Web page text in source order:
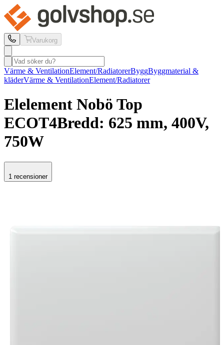
Varukorg
Värme & VentilationElement/RadiatorerByggByggmaterial &
kläderVärme & VentilationElement/Radiatorer
Elelement Nobö Top
ECOT4Bredd: 625 mm, 400V,
750W
1 recensioner